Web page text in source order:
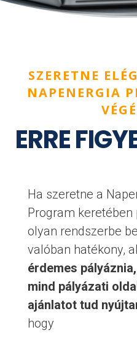
SZERETNE
NAPENERGIA
ERRE
Ha szeretne a
Program keretében
olyan rendszerbe
valóban hatékony,
érdemes
mind pályázati
ajánlatot tud
hogy